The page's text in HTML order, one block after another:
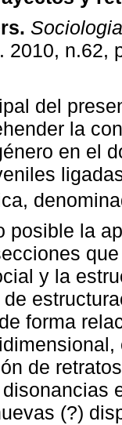
.
2010, n.62,
del
la
en el
posible la
y la
forma
de
(?)